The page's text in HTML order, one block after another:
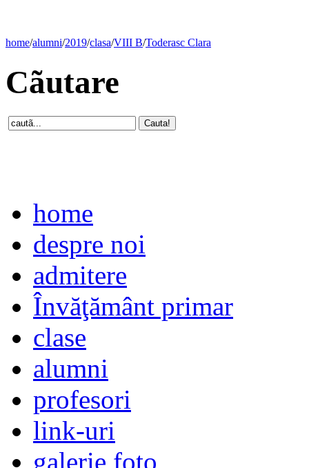
home/alumni/2019/clasa/VIII B/Toderasc Clara
Cãutare
home
despre noi
admitere
Învăţământ primar
clase
alumni
profesori
link-uri
galerie foto